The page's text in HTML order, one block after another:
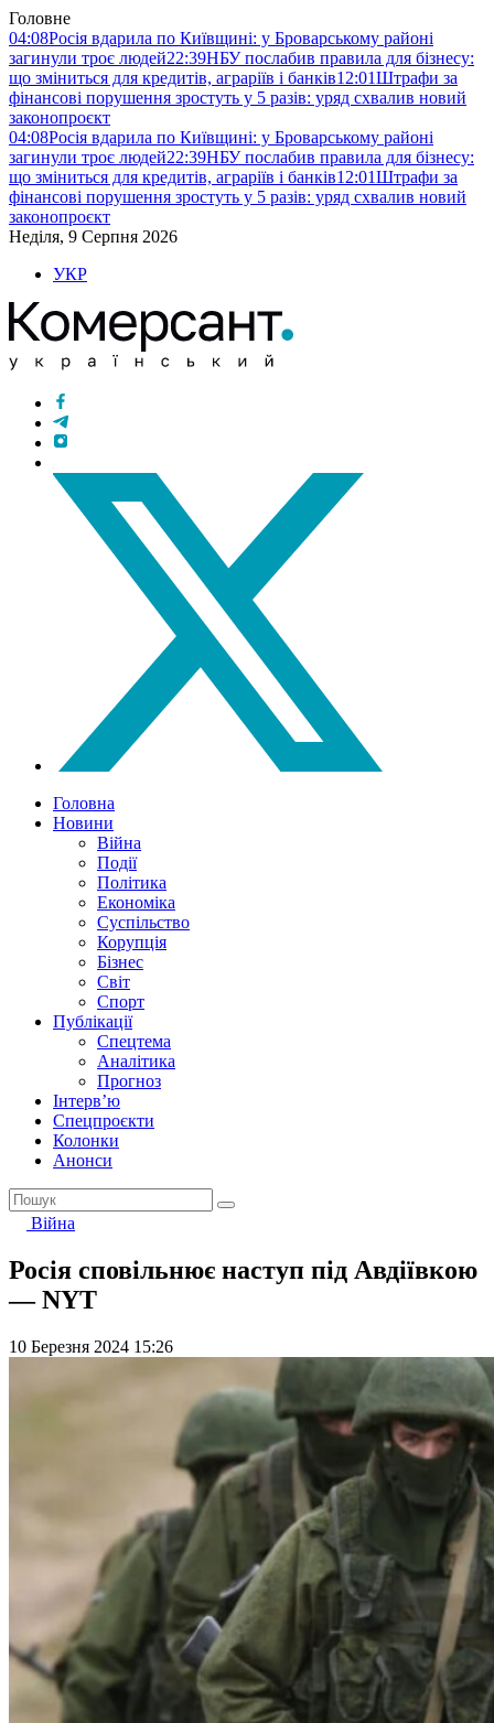
Головне
04:08Росія вдарила по Київщині: у Броварському районі
загинули троє людей22:39НБУ послабив правила для бізнесу:
що зміниться для кредитів, аграріїв і банків12:01Штрафи за
фінансові порушення зростуть у 5 разів: уряд схвалив новий
законопроєкт
04:08Росія вдарила по Київщині: у Броварському районі
загинули троє людей22:39НБУ послабив правила для бізнесу:
що зміниться для кредитів, аграріїв і банків12:01Штрафи за
фінансові порушення зростуть у 5 разів: уряд схвалив новий
законопроєкт
Неділя, 9 Серпня 2026
УКР
Головна
Новини
Війна
Події
Політика
Економіка
Суспільство
Корупція
Бізнес
Світ
Спорт
Публікації
Спецтема
Аналітика
Прогноз
Інтерв’ю
Спецпроєкти
Колонки
Анонси
Війна
Росія сповільнює наступ під Авдіївкою
— NYT
10 Березня 2024 15:26